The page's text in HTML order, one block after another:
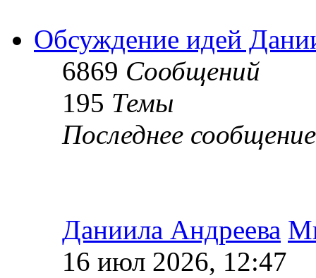
Обсуждение идей
6869 Сообщений
195 Темы
Последнее сообщение
Даниила Андреева
16 июл 2026, 12:47